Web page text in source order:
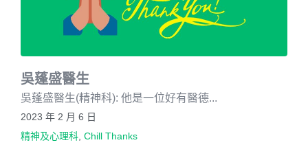
吳蓬盛醫生
吳蓬盛醫生(精神科): 他是一位好有醫德...
2023 年 2 月 6 日
精神及心理科 Chill Thanks